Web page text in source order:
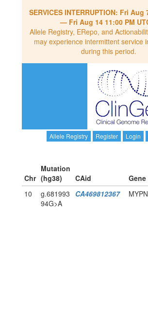
SERVICES INTERRUPTION: Fri Aug
— Fri Aug 14 11:00 PM
Allele Registry, ERepo, and
may experience intermittent service
during this period.
Allele Registry Register Login
Chr
Mutation
(hg38)
CAid Gene
10
g.681993
94G>A
CA469812367 MYPN